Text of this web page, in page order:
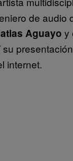
de audio
Aguayo y
su
internet.